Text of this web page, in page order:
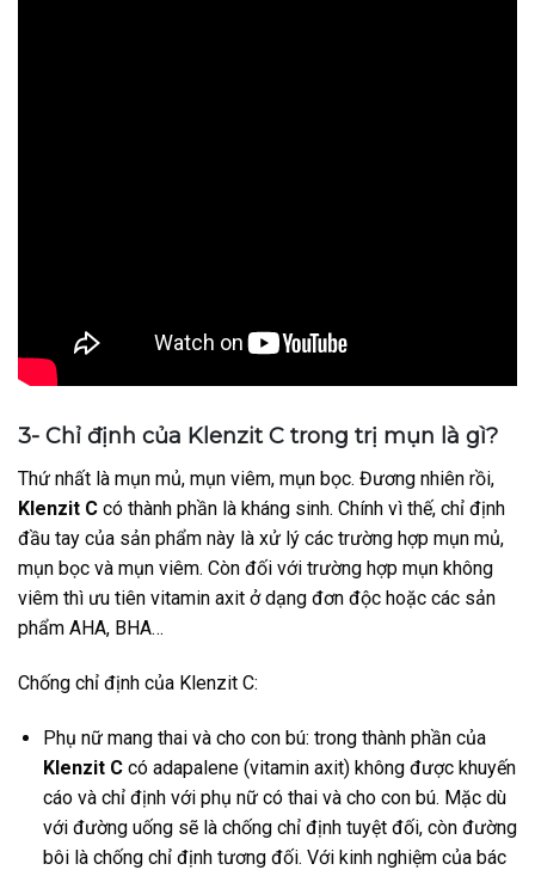
3- Chỉ định của Klenzit C trong trị mụn là gì?
Thứ nhất là mụn mủ, mụn viêm, mụn bọc. Đương nhiên rồi,
Klenzit C có thành phần là kháng sinh. Chính vì thế, chỉ định
đầu tay của sản phẩm này là xử lý các trường hợp mụn mủ,
mụn bọc và mụn viêm. Còn đối với trường hợp mụn không
viêm thì ưu tiên vitamin axit ở dạng đơn độc hoặc các sản
phẩm AHA, BHA…
Chống chỉ định của Klenzit C:
Phụ nữ mang thai và cho con bú: trong thành phần của
Klenzit Ccó adapalene (vitamin axit) không được khuyến
cáo và chỉ định với phụ nữ có thai và cho con bú. Mặc dù
với đường uống sẽ là chống chỉ định tuyệt đối, còn đường
bôi là chống chỉ định tương đối. Với kinh nghiệm của bác